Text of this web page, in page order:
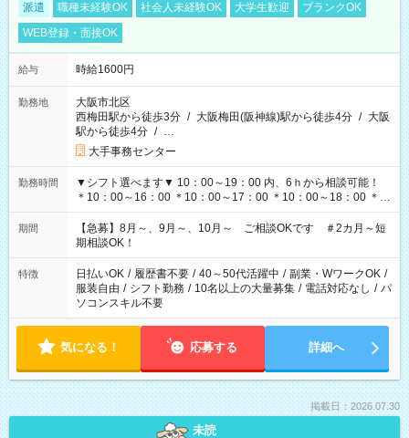
派遣 職種未経験OK 社会人未経験OK 大学生歓迎
ブランクOK
WEB登録・面接OK
給与 時給1600円
勤務地
大阪市北区
西梅田駅から徒歩3分 / 大阪梅田(阪神線)駅から徒歩4分 / 大阪
駅から徒歩4分 / …
大手事務センター
勤務時間
▼シフト選べます▼ 10：00～19：00 内、6ｈから相談可能！
＊10：00～16：00 ＊10：00～17：00 ＊10：00～18：00 ＊
11：00～19：00 ＊12：00～19：00 ＊13：00～19：00
期間
【急募】8月～、9月～、10月～ ご相談OKです ＃2カ月～短
期相談OK！
特徴 日払いOK / 履歴書不要 / 40～50代活躍中 / 副業・WワークOK /
服装自由 / シフト勤務 / 10名以上の大量募集 / 電話対応なし / パ
ソコンスキル不要
気になる！ 応募する 詳細へ
掲載日：2026.07.30
未読